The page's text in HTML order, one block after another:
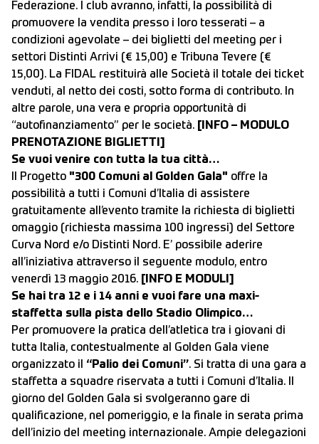
Federazione. I club avranno, infatti, la possibilità di
promuovere la vendita presso i loro tesserati – a
condizioni agevolate – dei biglietti del meeting per i
settori Distinti Arrivi (€ 15,00) e Tribuna Tevere (€
15,00). La FIDAL restituirà alle Società il totale dei ticket
venduti, al netto dei costi, sotto forma di contributo. In
altre parole, una vera e propria opportunità di
“autofinanziamento” per le società. [ INFO – MODULO
PRENOTAZIONE BIGLIETTI]
Se vuoi venire con tutta la tua città…
Il Progetto "300 Comuni al Golden Gala" offre la
possibilità a tutti i Comuni d’Italia di assistere
gratuitamente all’evento tramite la richiesta di biglietti
omaggio (richiesta massima 100 ingressi) del Settore
Curva Nord e/o Distinti Nord. E’ possibile aderire
all’iniziativa attraverso il seguente modulo, entro
venerdì 13 maggio 2016. [ INFO E MODULI]
Se hai tra 12 e i 14 anni e vuoi fare una maxi-
staffetta sulla pista dello Stadio Olimpico…
Per promuovere la pratica dell’atletica tra i giovani di
tutta Italia, contestualmente al Golden Gala viene
organizzato il “Palio dei Comuni”. Si tratta di una gara a
staffetta a squadre riservata a tutti i Comuni d’Italia. Il
giorno del Golden Gala si svolgeranno gare di
qualificazione, nel pomeriggio, e la finale in serata prima
dell’inizio del meeting internazionale. Ampie delegazioni